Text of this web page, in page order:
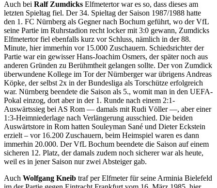
Auch bei Ralf Zumdicks Elfmetertor war es so, dass dieses am
letzten Spieltag fiel. Der 34. Spieltag der Saison 1987/1988 hatte
den 1. FC Nürnberg als Gegner nach Bochum geführt, wo der VfL
seine Partie im Ruhrstadion recht locker mit 3:0 gewann, Zumdicks
Elfmetertor fiel ebenfalls kurz vor Schluss, nämlich in der 88.
Minute, hier immerhin vor 15.000 Zuschauern. Schiedsrichter der
Partie war ein gewisser Hans-Joachim Osmers, der später noch aus
anderen Gründen zu Berühmtheit gelangen sollte. Der von Zumdick
überwundene Kollege im Tor der Nürnberger war übrigens Andreas
Köpke, der selbst 2x in der Bundesliga als Torschütze erfolgreich
war. Nürnberg beendete die Saison als 5., womit man in den UEFA-
Pokal einzog, dort aber in der 1. Runde nach einem 2:1-
Auswärtssieg bei AS Rom — damals mit Rudi Völler —, aber einer
1:3-Heimniederlage nach Verlängerung ausschied. Die beiden
Auswärtstore in Rom hatten Souleyman Sané und Dieter Eckstein
erzielt – vor 16.200 Zuschauern, beim Heimspiel waren es dann
immerhin 20.000. Der VfL Bochum beendete die Saison auf einem
sicheren 12. Platz, der damals zudem noch sicherer war als heute,
weil es in jener Saison nur zwei Absteiger gab.
Auch Wolfgang Kneib traf per Elfmeter für seine Arminia Bielefeld